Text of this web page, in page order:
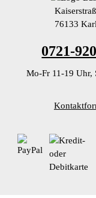
76133
0721-
Mo-Fr 11-19 Uhr,